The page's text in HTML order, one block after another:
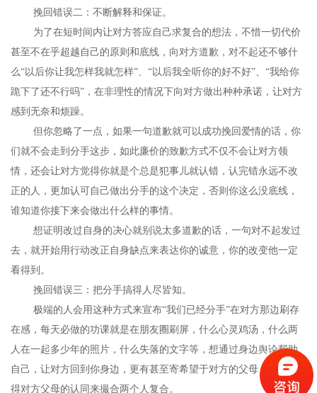
挽回错误二：不断解释和保证。
为了在短时间内让对方答应自己求复合的想法，不惜一切代价
甚至不在乎超越自己的原则和底线，向对方道歉，对不起还不够什
么“以后你让我怎样我就怎样”、“以后我全听你的好不好”、“我给你
跪下了还不行吗”，在非理性的情况下向对方做出种种承诺，让对方
感到无奈和烦躁。
但你忽略了一点，如果一句道歉就可以成功挽回爱情的话，你
们就不会走到分手这步，如此廉价的致歉方式不仅不会让对方领
情，还会让对方觉得你就是个总是犯事儿就认错，认完错永远不改
正的人，更加认可自己做出分手的这个决定，否则你这么没底线，
谁知道你接下来会做出什么样的事情。
想证明改过自身的决心就别说太多道歉的话，一句对不起发过
去，就开始用行动改正自身缺点来表达你的诚意，你的改变他一定
看得到。
挽回错误三：把分手搞得人尽皆知。
极端的人会用这种方式来宣布“我们已经分手”在对方那边刷存
在感，每天必做的功课就是在朋友圈刷屏，什么心灵鸡汤，什么两
人在一起多少年的照片，什么失落的文字等，想通过身边舆论帮助
自己，让对方回到你身边，更有甚至寄希望于对方的父母，企图获
得对方父母的认同来撮合两个人复合。